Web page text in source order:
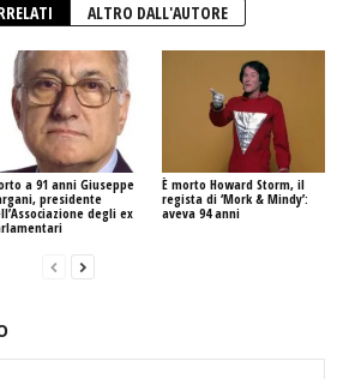
ALTRO DALL'AUTORE
a 91 anni Giuseppe
presidente
degli ex
È morto Howard Storm, il
regista di ‘Mork & Mindy’:
aveva 94 anni